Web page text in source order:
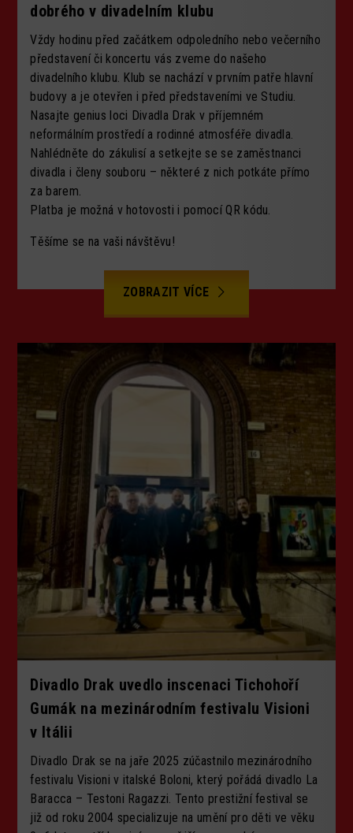
dobrého v divadelním klubu
Vždy hodinu před začátkem odpoledního nebo večerního
představení či koncertu vás zveme do našeho
divadelního klubu. Klub se nachází v prvním patře hlavní
budovy a je otevřen i před představeními ve Studiu.
Nasajte genius loci Divadla Drak v příjemném
neformálním prostředí a rodinné atmosféře divadla.
Nahlédněte do zákulisí a setkejte se se zaměstnanci
divadla i členy souboru – některé z nich potkáte přímo
za barem.
Platba je možná v hotovosti i pomocí QR kódu.
Těšíme se na vaši návštěvu!
ZOBRAZIT VÍCE
Divadlo Drak uvedlo inscenaci Tichohoří
Gumák na mezinárodním festivalu Visioni
v Itálii
Divadlo Drak se na jaře 2025 zúčastnilo mezinárodního
festivalu Visioni v italské Boloni, který pořádá divadlo La
Baracca – Testoni Ragazzi. Tento prestižní festival se
již od roku 2004 specializuje na umění pro děti ve věku